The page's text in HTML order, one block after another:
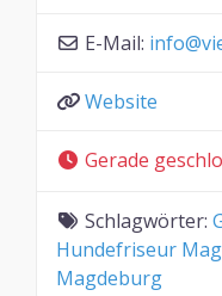
E-Mail: info@
Website
Gerade
Schlagwörter:
Hundefriseur
Magdeburg